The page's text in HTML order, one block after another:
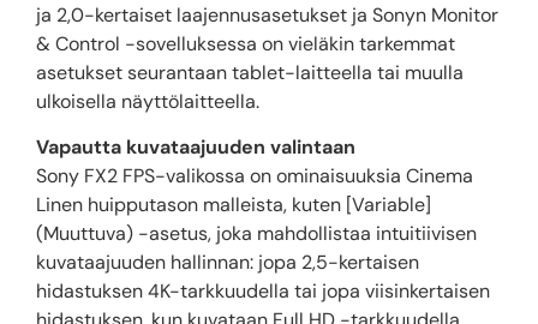
ja 2,0-kertaiset laajennusasetukset ja Sonyn Monitor
& Control -sovelluksessa on vieläkin tarkemmat
asetukset seurantaan tablet-laitteella tai muulla
ulkoisella näyttölaitteella.
Vapautta kuvataajuuden valintaan
Sony FX2 FPS-valikossa on ominaisuuksia Cinema
Linen huipputason malleista, kuten [Variable]
(Muuttuva) -asetus, joka mahdollistaa intuitiivisen
kuvataajuuden hallinnan: jopa 2,5-kertaisen
hidastuksen 4K-tarkkuudella tai jopa viisinkertaisen